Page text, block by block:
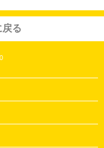
戻る